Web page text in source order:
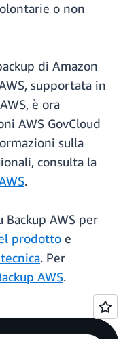
o non
di Amazon
supportata in
è ora
AWS GovCloud
sulla
consulta la
.
AWS per
prodotto e
. Per
AWS.